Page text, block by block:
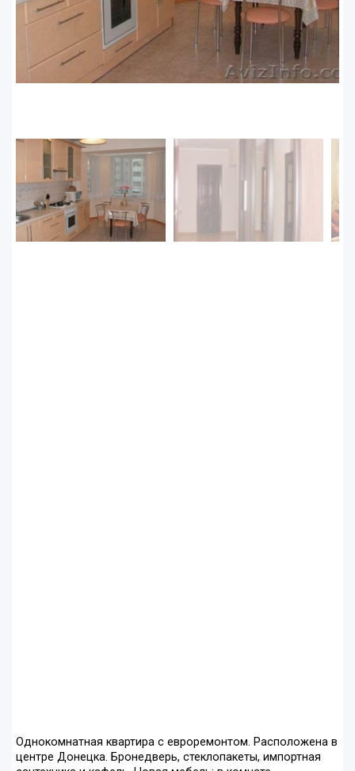
Однокомнатная квартира с евроремонтом. Расположена в
центре Донецка. Бронедверь, стеклопакеты, импортная